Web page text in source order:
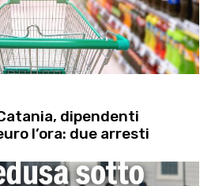
dipendenti
l’ora: due arresti